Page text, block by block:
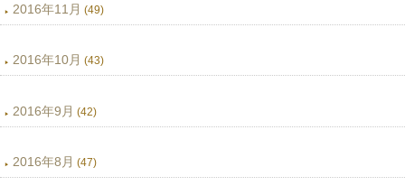
2016年11月 (49)
2016年10月 (43)
2016年9月 (42)
2016年8月 (47)